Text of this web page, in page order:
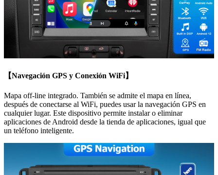
【Navegación GPS y Conexión WiFi】
Mapa off-line integrado. También se admite el mapa en línea,
después de conectarse al WiFi, puedes usar la navegación GPS en
cualquier lugar. Este dispositivo permite instalar o eliminar
aplicaciones de Android desde la tienda de aplicaciones, igual que
un teléfono inteligente.